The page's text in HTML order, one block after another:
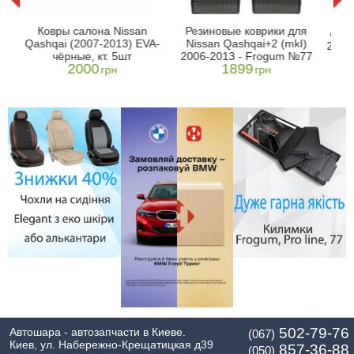
Ковры салона Nissan
Qashqai (2007-2013) EVA-
чёрные, кт. 5шт
2000грн
Резиновые коврики для
Nissan Qashqai+2 (mkI)
2006-2013 - Frogum №77
1899грн
Автошара - автозапчасти в Киеве.
Киев, ул. Набережно-Крещатицкая д39
(067) 502-79-76
(050) 857-36-88